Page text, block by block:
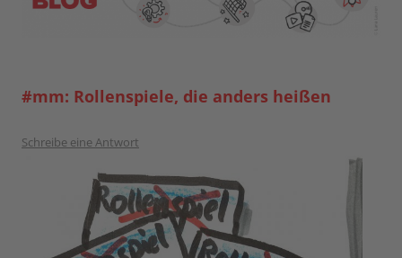
#mm: Rollenspiele, die anders heißen
Schreibe eine Antwort